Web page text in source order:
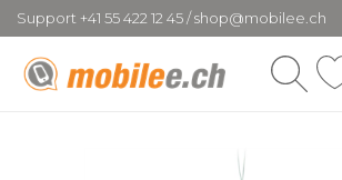
Support +41 55 422 12 45 / shop@mobilee.ch